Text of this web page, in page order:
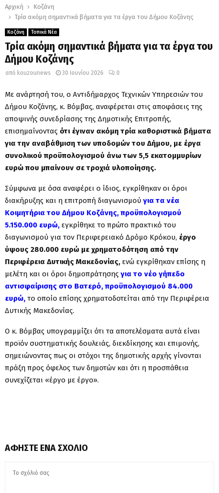
Αρχική
Κοζάνη
Τρία ακόμη σημαντικά βήματα για τα έργα του Δήμου Κοζάνης
Κοζάνη Τοπικά Νέα
Τρία ακόμη σημαντικά βήματα για τα έργα του
Δήμου Κοζάνης
από kouzounews 30 Ιουνίου 2026 0
Με ανάρτησή του, ο Αντιδήμαρχος Τεχνικών Υπηρεσιών του
Δήμου Κοζάνης, κ. Βόμβας, αναφέρεται στις αποφάσεις της
αποψινής συνεδρίασης της Δημοτικής Επιτροπής,
επισημαίνοντας ότι έγιναν ακόμη τρία καθοριστικά βήματα
για την αναβάθμιση των υποδομών του Δήμου, με έργα
συνολικού προϋπολογισμού άνω των 5,5 εκατομμυρίων
ευρώ που μπαίνουν σε τροχιά υλοποίησης.
Σύμφωνα με όσα αναφέρει ο ίδιος, εγκρίθηκαν οι όροι
διακήρυξης και η επιτροπή διαγωνισμούγια τα νέα
Κοιμητήρια του Δήμου Κοζάνης, προϋπολογισμού
5.150.000 ευρώ, εγκρίθηκε το πρώτο πρακτικό του
διαγωνισμού για τον Περιφερειακό Δρόμο Κρόκου, έργο
ύψους 280.000 ευρώ με χρηματοδότηση από την
Περιφέρεια Δυτικής Μακεδονίας, ενώ εγκρίθηκαν επίσης η
μελέτη και οι όροι δημοπράτησηςγια το νέο γήπεδο
αντισφαίρισης στο Βατερό, προϋπολογισμού 84.000
ευρώ, το οποίο επίσης χρηματοδοτείται από την Περιφέρεια
Δυτικής Μακεδονίας.
Ο κ. Βόμβας υπογραμμίζει ότι τα αποτελέσματα αυτά είναι
προϊόν συστηματικής δουλειάς, διεκδίκησης και επιμονής,
σημειώνοντας πως οι στόχοι της δημοτικής αρχής γίνονται
πράξη προς όφελος των δημοτών και ότι η προσπάθεια
συνεχίζεται «έργο με έργο».
ΑΦΉΣΤΕ ΈΝΑ ΣΧΌΛΙΟ